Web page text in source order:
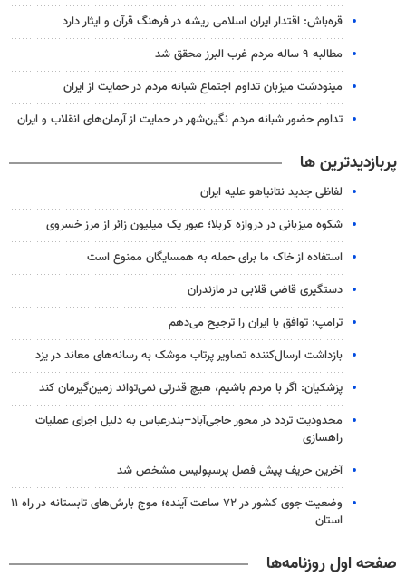
قره‌باش: اقتدار ایران اسلامی ریشه در فرهنگ قرآن و ایثار دارد
مطالبه ۹ ساله مردم غرب البرز محقق شد
مینودشت میزبان تداوم اجتماع شبانه مردم در حمایت از ایران
تداوم حضور شبانه مردم نگین‌شهر در حمایت از آرمان‌های انقلاب و ایران
پربازدیدترین ها
لفاظی جدید نتانیاهو علیه ایران
شکوه میزبانی در دروازه کربلا؛ عبور یک میلیون زائر از مرز خسروی
استفاده از خاک ما برای حمله به همسایگان ممنوع است
دستگیری قاضی قلابی در مازندران
ترامپ: توافق با ایران را ترجیح می‌دهم
بازداشت ارسال‌کننده تصاویر پرتاب موشک به رسانه‌های معاند در یزد
پزشکیان: اگر با مردم باشیم، هیچ قدرتی نمی‌تواند زمین‌گیرمان کند
محدودیت تردد در محور حاجی‌آباد–بندرعباس به دلیل اجرای عملیات
راهسازی
آخرین حریف پیش فصل پرسپولیس مشخص شد
وضعیت جوی کشور در ۷۲ ساعت آینده؛ موج بارش‌های تابستانه در راه ۱۱
استان
صفحه اول روزنامه‌ها